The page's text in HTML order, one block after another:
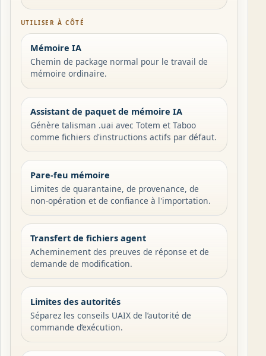
UTILISER À CÔTÉ
Mémoire IA
Chemin de package normal pour le travail de
mémoire ordinaire.
Assistant de paquet de mémoire IA
Génère talisman .uai avec Totem et Taboo
comme fichiers d'instructions actifs par défaut.
Pare-feu mémoire
Limites de quarantaine, de provenance, de
non-opération et de confiance à l'importation.
Transfert de fichiers agent
Acheminement des preuves de réponse et de
demande de modification.
Limites des autorités
Séparez les conseils UAIX de l’autorité de
commande d’exécution.